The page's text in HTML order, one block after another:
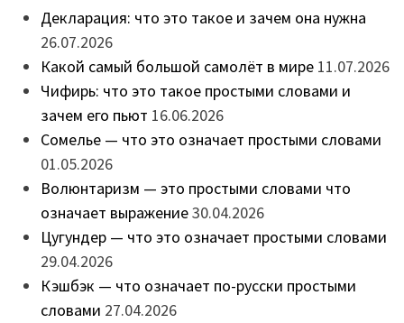
Декларация: что это такое и зачем она нужна
26.07.2026
Какой самый большой самолёт в мире 11.07.2026
Чифирь: что это такое простыми словами и
зачем его пьют 16.06.2026
Сомелье — что это означает простыми словами
01.05.2026
Волюнтаризм — это простыми словами что
означает выражение30.04.2026
Цугундер — что это означает простыми словами
29.04.2026
Кэшбэк — что означает по-русски простыми
словами 27.04.2026